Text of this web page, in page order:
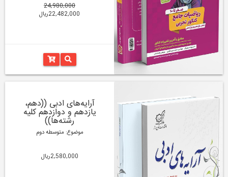
24,980,000
22,482,000ریال
آرایه‌های ادبی ((دهم،
یازدهم و دوازدهم کلیه
رشته‌‌ها))
موضوع: متوسطه دوم
2,580,000ریال